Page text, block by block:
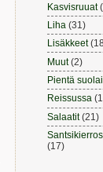
Kasvisruuat
Liha (31)
Lisäkkeet
Muut (2)
Pientä
Reissussa
Salaatit (21)
(17)